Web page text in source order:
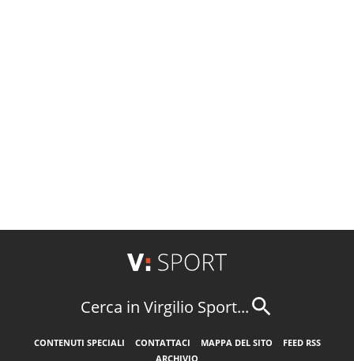
Cerca in Virgilio Sport...
CONTENUTI SPECIALI CONTATTACI MAPPA DEL SITO
FEED RSS
ARCHIVIO